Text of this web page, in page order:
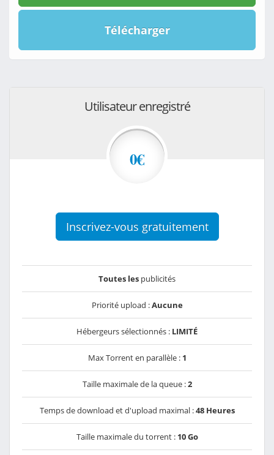
Télécharger
Utilisateur enregistré
0€
Inscrivez-vous gratuitement
Toutes les publicités
Priorité upload :Aucune
Hébergeurs sélectionnés : LIMITÉ
Max Torrent en parallèle : 1
Taille maximale de la queue :2
Temps de download et d'upload maximal :48 Heures
Taille maximale du torrent : 10 Go